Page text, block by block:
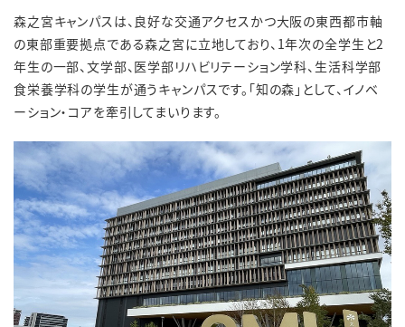
森之宮キャンパスは、良好な交通アクセスかつ大阪の東西都市軸
の東部重要拠点である森之宮に立地しており、1年次の全学生と2
年生の一部、文学部、医学部リハビリテーション学科、生活科学部
食栄養学科の学生が通うキャンパスです。「知の森」として、イノベ
ーション・コアを牽引してまいります。